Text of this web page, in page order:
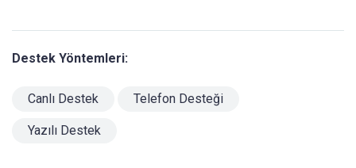
Destek Yöntemleri:
Canlı Destek Telefon Desteği
Yazılı Destek